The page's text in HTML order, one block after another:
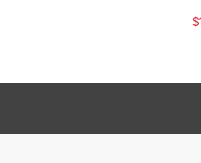
$